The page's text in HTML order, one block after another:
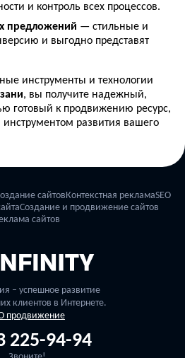
и контроль всех процессов.
предложений — стильные и
и выгодно представят
инструменты и технологии
, вы получите надежный,
готовый к продвижению ресурс,
развития вашего
сайтовКонтекстная рекламаSEO
Создание и продвижение сайтов
сайтов
– успешное развитие
клиентов в Интернете.
продвижение
225-94-94